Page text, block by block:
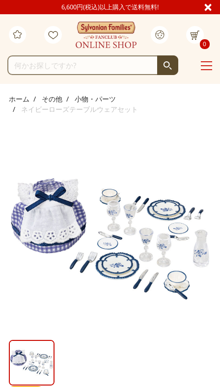
6,600円(税込)以上購入で送料無料!
0
ホーム その他
小物・パーツ
ネイビーローズテーブルウェアセット